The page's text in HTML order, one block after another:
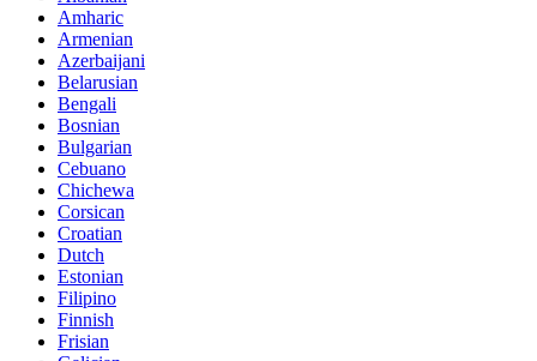
Amharic
Armenian
Azerbaijani
Belarusian
Bengali
Bosnian
Bulgarian
Cebuano
Chichewa
Corsican
Croatian
Dutch
Estonian
Filipino
Finnish
Frisian